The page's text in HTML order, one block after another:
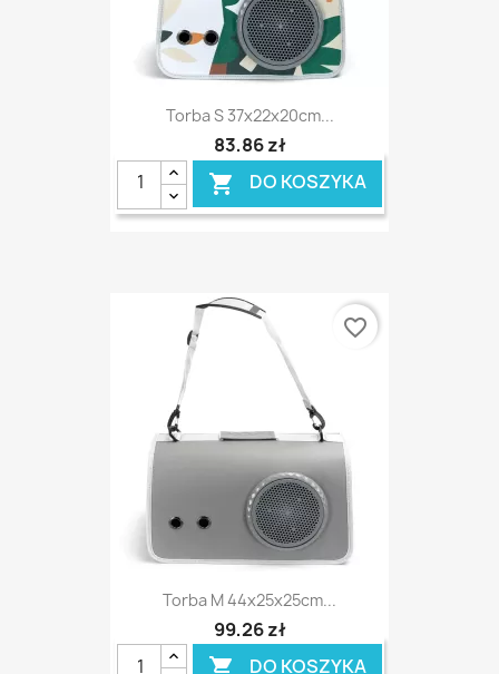
Torba S 37x22x20cm...
83,86 zł
 DO KOSZYKA
Torba M 44x25x25cm...
99,26 zł
 DO KOSZYKA
favorite_border